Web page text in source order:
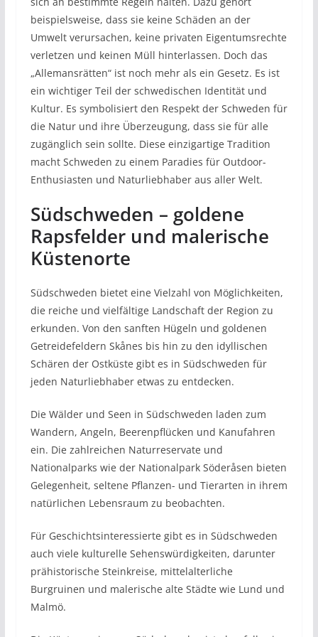
beispielsweise, dass sie keine Schäden an der
Umwelt verursachen, keine privaten Eigentumsrechte
verletzen und keinen Müll hinterlassen. Doch das
„Allemansrätten“ ist noch mehr als ein Gesetz. Es ist
ein wichtiger Teil der schwedischen Identität und
Kultur. Es symbolisiert den Respekt der Schweden für
die Natur und ihre Überzeugung, dass sie für alle
zugänglich sein sollte. Diese einzigartige Tradition
macht Schweden zu einem Paradies für Outdoor-
Enthusiasten und Naturliebhaber aus aller Welt.
Südschweden – goldene
Rapsfelder und malerische
Küstenorte
Südschweden bietet eine Vielzahl von Möglichkeiten,
die reiche und vielfältige Landschaft der Region zu
erkunden. Von den sanften Hügeln und goldenen
Getreidefeldern Skånes bis hin zu den idyllischen
Schären der Ostküste gibt es in Südschweden für
jeden Naturliebhaber etwas zu entdecken.
Die Wälder und Seen in Südschweden laden zum
Wandern, Angeln, Beerenpflücken und Kanufahren
ein. Die zahlreichen Naturreservate und
Nationalparks wie der Nationalpark Söderåsen bieten
Gelegenheit, seltene Pflanzen- und Tierarten in ihrem
natürlichen Lebensraum zu beobachten.
Für Geschichtsinteressierte gibt es in Südschweden
auch viele kulturelle Sehenswürdigkeiten, darunter
prähistorische Steinkreise, mittelalterliche
Burgruinen und malerische alte Städte wie Lund und
Malmö.